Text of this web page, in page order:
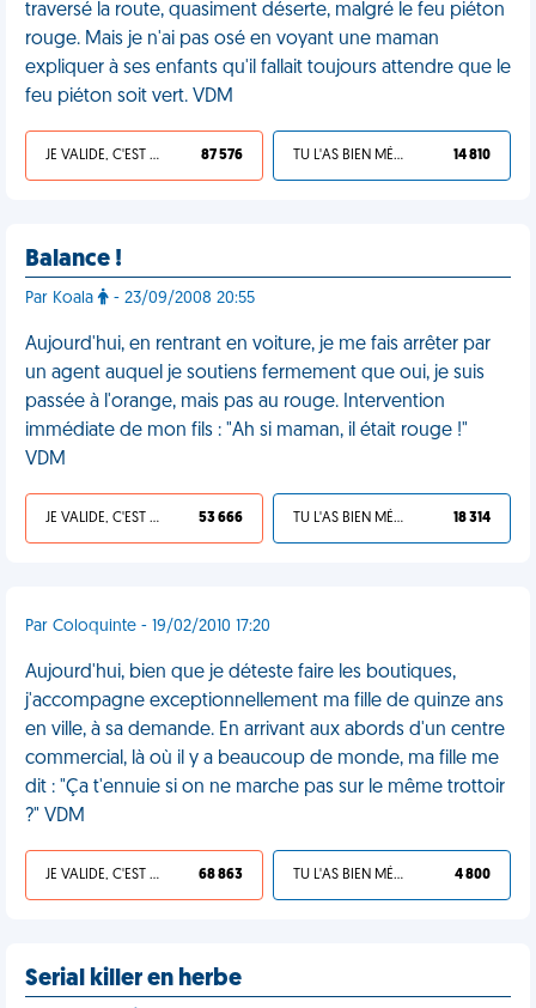
traversé la route, quasiment déserte, malgré le feu piéton
rouge. Mais je n'ai pas osé en voyant une maman
expliquer à ses enfants qu'il fallait toujours attendre que le
feu piéton soit vert. VDM
JE VALIDE, C'EST UNE VDM 87 576 TU L'AS BIEN MÉRITÉ 14 810
Balance !
Par Koala - 23/09/2008 20:55
Aujourd'hui, en rentrant en voiture, je me fais arrêter par
un agent auquel je soutiens fermement que oui, je suis
passée à l'orange, mais pas au rouge. Intervention
immédiate de mon fils : "Ah si maman, il était rouge !"
VDM
JE VALIDE, C'EST UNE VDM 53 666 TU L'AS BIEN MÉRITÉ 18 314
Par Coloquinte - 19/02/2010 17:20
Aujourd'hui, bien que je déteste faire les boutiques,
j'accompagne exceptionnellement ma fille de quinze ans
en ville, à sa demande. En arrivant aux abords d'un centre
commercial, là où il y a beaucoup de monde, ma fille me
dit : "Ça t'ennuie si on ne marche pas sur le même trottoir
?" VDM
JE VALIDE, C'EST UNE VDM 68 863 TU L'AS BIEN MÉRITÉ 4 800
Serial killer en herbe